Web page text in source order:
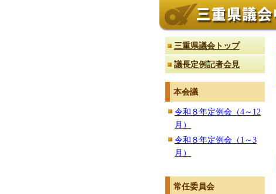
三重県議会トップ
議長定例記者会見
本会議
令和８年定例会（4～12
月）
令和８年定例会（1～3
月）
常任委員会